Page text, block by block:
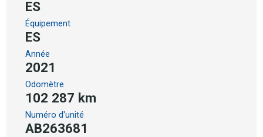
ES
Équipement
ES
Année
2021
Odomètre
102 287 km
Numéro d'unité
AB263681